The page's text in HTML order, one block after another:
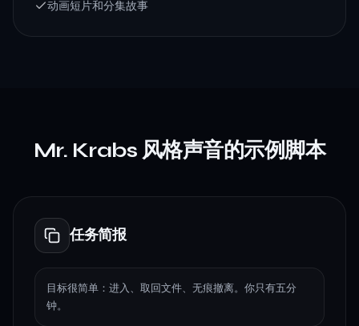
动画短片和分集故事
Mr. Krabs 风格声音的示例脚本
任务简报
目标很简单：进入、取回文件、无痕撤离。你只有五分
钟。